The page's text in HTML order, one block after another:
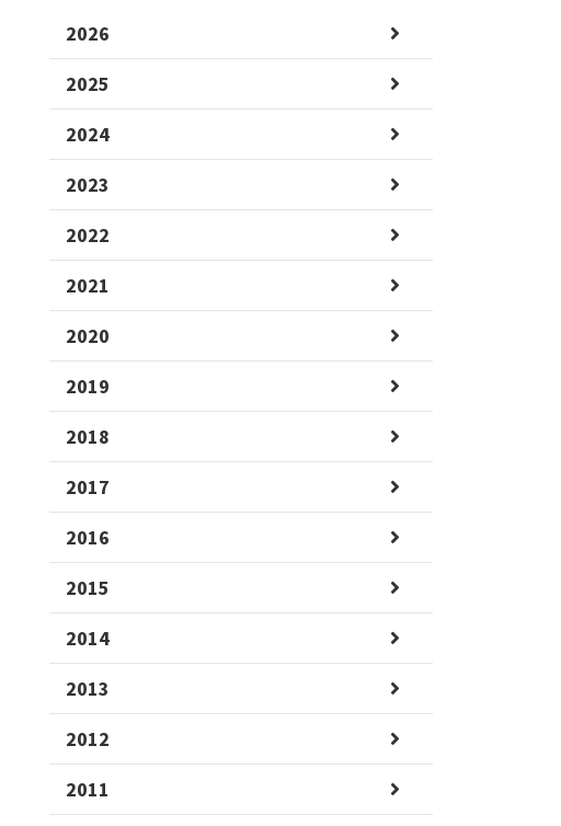
2026
2025
2024
2023
2022
2021
2020
2019
2018
2017
2016
2015
2014
2013
2012
2011